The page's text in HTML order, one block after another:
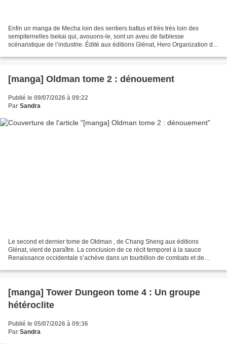
Enfin un manga de Mecha loin des sentiers battus et très très loin des
sempiternelles Isekai qui, avouons-le, sont un aveu de faiblesse
scénaristique de l’industrie. Édité aux éditions Glénat, Hero Organization de
[manga] Oldman tome 2 : dénouement
Publié le 09/07/2026 à 09:22
Par Sandra
Le second et dernier tome de Oldman , de Chang Sheng aux éditions
Glénat, vient de paraître. La conclusion de ce récit temporel à la sauce
Renaissance occidentale s’achève dans un tourbillon de combats et de
[manga] Tower Dungeon tome 4 : Un groupe
hétéroclite
Publié le 05/07/2026 à 09:36
Par Sandra